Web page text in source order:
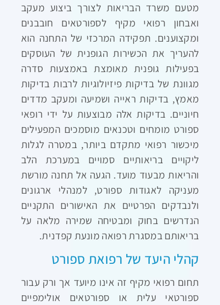
מטעם משרד הבריאות לצורך ביצוע מעקב
ואבחון רפואי מקיף לספורטאים חובבנים
ומקצוענים. תפקידה המרכזי של התחנה הוא
להעריך את הכשירות הגופנית של העוסקים
בפעילות גופנית מאומצת באמצעות סדרה
מגוונת של בדיקות פיזיולוגיות לרבות בדיקות
מאמץ, בדיקות ראייה ושמיעה ומעקב מדדים
חיוניים. בדיקות אלה מבוצעות על ידי רופאי
ספורט מומחים וטכנאים מוסמכים המפעילים
מיכשור רפואי מתקדם ביותר, במטרה לגלות
ליקויים בריאותיים סמויים במערכת הלב
והריאות מבעוד מועד. הגעה אל תחנה מורשת
מעניקה לאגודות ספורט, למנהלי ארגונים
ולנבדקים הפרטיים את האישורים התקניים
הנדרשים בחוק ומבטיחה שמירה מלאה על
בריאותם במסגרת רפואה מונעת קפדנית.
קהלי היעד של רפואת ספורט
תחום רפואי מקיף זה אינו מיועד אך ורק עבור
ספורטאי עלית או ספורטאים אולימפיים